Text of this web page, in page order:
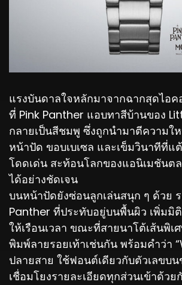
แรงบันดาลใจหลักมาจากฉากสุดไอ
ที่ Pink Panther แอบทาสีบ้านของ
กลายเป็นสีชมพู ซึ่งถูกนำมาตีความใ
หน้าปัด ขอบเบเซล และเข็มวินาทีที่แ
โดดเด่น สะท้อนโลกของแอนิเมชันต
ได้อย่างชัดเจน
บนหน้าปัดยังซ่อนลูกเล่นสนุก ๆ ด้วย ร
Panther ที่ประทับอยู่บนพื้นผิว เพิ่มมิ
ให้เรือนเวลา ขณะที่สายนาโต้เส้นพิเ
พิมพ์ลายรอยเท้าเช่นกัน พร้อมคำว่า
ปลายสาย ใช้ฟอนต์เดียวกับตัวเลขบน
เชื่อมโยงรายละเอียดทุกส่วนเข้าด้วย